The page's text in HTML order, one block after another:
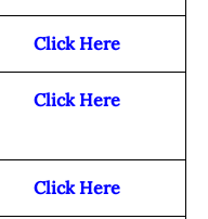
Click Here
Click Here
Click Here